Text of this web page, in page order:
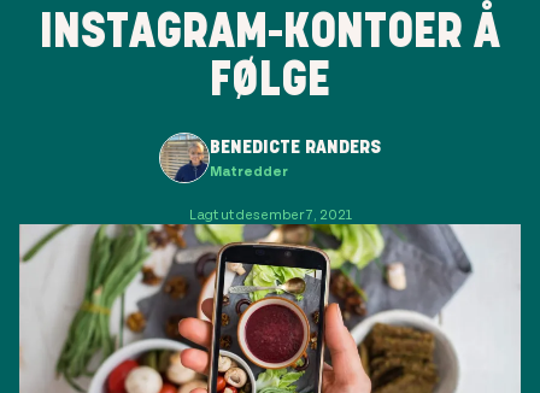
INSTAGRAM-KONTOER Å
FØLGE
BENEDICTE RANDERS
Matredder
Lagt ut desember 7, 2021